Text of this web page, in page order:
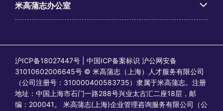
米高蒲志办公室
沪ICP备18027447号 | 中国ICP备案标识 沪公网安备
31010602006645号 © 米高蒲志（上海）人才服务有限公司
（公司注册号：310000400583735）隶属于米高蒲志。注册
地址：中国上海市石门一路288号兴业太古汇二座18层，邮
编：200041。 米高蒲志(上海)企业管理咨询服务有限公司（公